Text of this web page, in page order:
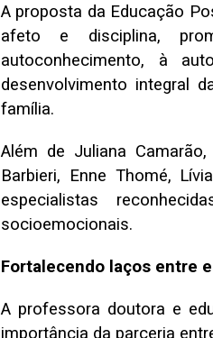
A proposta da Educação
afeto e disciplina,
autoconhecimento, à
desenvolvimento integral
família.
Além de Juliana
Barbieri, Enne Thomé,
especialistas
socioemocionais.
Fortalecendo laços entre
A professora doutora e
importância da parceria